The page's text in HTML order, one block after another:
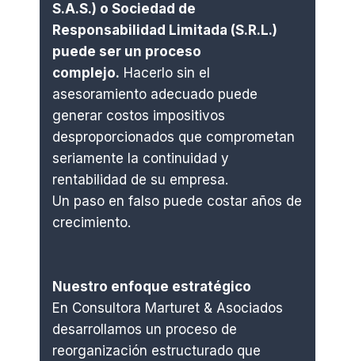
S.A.S.) o Sociedad de
Responsabilidad Limitada (S.R.L.)
puede ser un proceso
complejo. Hacerlo sin el
asesoramiento adecuado puede
generar costos impositivos
desproporcionados que comprometan
seriamente la continuidad y
rentabilidad de su empresa.
Un paso en falso puede costar años de
crecimiento.
Nuestro enfoque estratégico
En Consultora Marturet & Asociados
desarrollamos un proceso de
reorganización estructurado que